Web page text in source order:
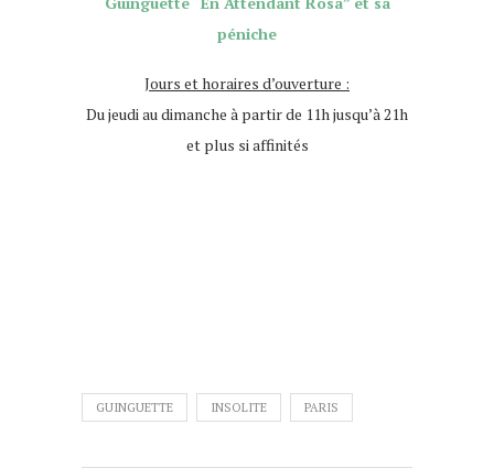
péniche
Jours et horaires d’ouverture :
Du jeudi au dimanche à partir de 11h jusqu’à 21h
et plus si affinités
GUINGUETTE INSOLITE PARIS